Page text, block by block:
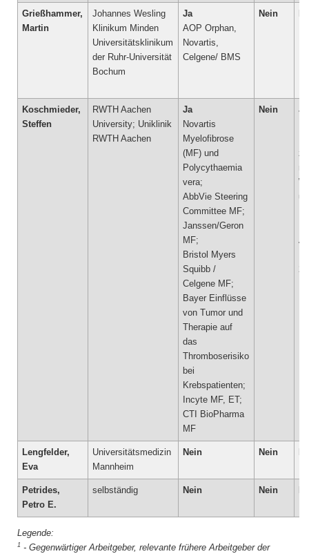
Grießhammer,
Martin
Johannes Wesling
Klinikum Minden
Universitätsklinikum
der Ruhr-Universität
Ja
AOP Orphan,
Novartis,
Nein
Koschmieder,
Steffen
RWTH Aachen
University; Uniklinik
RWTH Aachen
Ja
Novartis
Myelofibrose
(MF) und
Polycythaemia
vera;
AbbVie Steering
Committee MF;
Janssen/Geron
MF;
Bristol Myers
Squibb /
Celgene MF;
Bayer Einflüsse
von Tumor und
Therapie auf
das
Thromboserisiko
bei
Krebspatienten;
Incyte MF, ET;
CTI BioPharma
MF
Nein
Ja
Lengfelder,
Eva
Universitätsmedizin
Mannheim
Nein Nein
Petrides,
Petro E.
selbständig Nein Nein
1 - Gegenwärtiger Arbeitgeber, relevante frühere Arbeitgeber der